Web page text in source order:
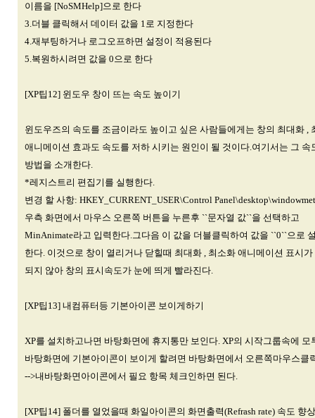
이름을 [NoSMHelp]으로 한다
3.더블 클릭해서 데이터 값을 1로 지정한다
4.재부팅하거나 로그오프하면 설정이 적용된다
5.복원하시려면 값을 0으로 한다
[XP팁12] 윈도우 창이 뜨는 속도 높이기
윈도우즈의 속도를 조금이라도 높이고 싶은 사람들에게는 창의 최대화 ,
애니메이션 효과도 속도를 저하 시키는 원인이 될 것이다.여기서는 그 속
방법을 소개한다.
*레지스트리 편집기를 실행한다.
변경 할 사항: HKEY_CURRENT_USER\Control
우측 화면에서 마우스 오른쪽 버튼을 누른후 ``문자열 값``을 선택하고
MinAnimate라고 입력한다.그다음 이 값을 더블클릭하여 값을 ``0``으로
한다. 이것으로 창이 열리거나 닫힐때 최대화 , 최소화 애니메이션 표시가
되지 않아 창의 표시속도가 눈에 띄게 빨라진다.
[XP팁13] 내컴퓨터등 기본아이콘 보이게하기
XP를 설치하고나면 바탕화면에 휴지통만 보인다. XP의 시작그룹속에
바탕화면에 기본아이콘이 보이게 할려면 바탕화면에서 오른쪽마우스클
-->내바탕화면아이콘에서 필요 항목 체크인하면 된다.
[XP팁14] 폴더를 열었을때 화일아이콘의 화면출력(Refrash rate) 속도 향상